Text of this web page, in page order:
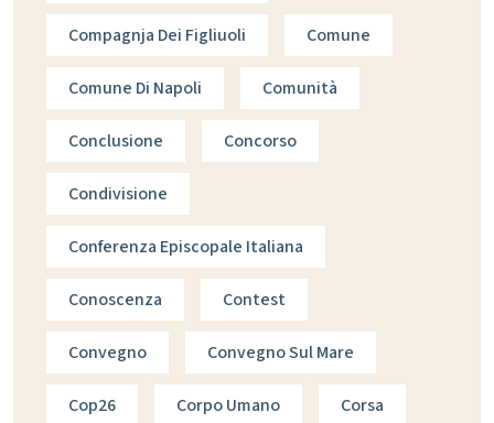
Compagnja Dei Figliuoli Comune
Comune Di Napoli Comunità
Conclusione Concorso
Condivisione
Conferenza Episcopale Italiana
Conoscenza Contest
Convegno Convegno Sul Mare
Cop26 Corpo Umano Corsa